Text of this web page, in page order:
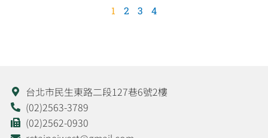
1 2 3 4
台北市民生東路二段127巷6號2樓
(02)2563-3789
(02)2562-0930